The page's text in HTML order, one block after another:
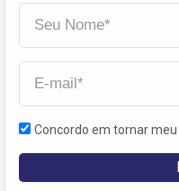
Concordo em tornar